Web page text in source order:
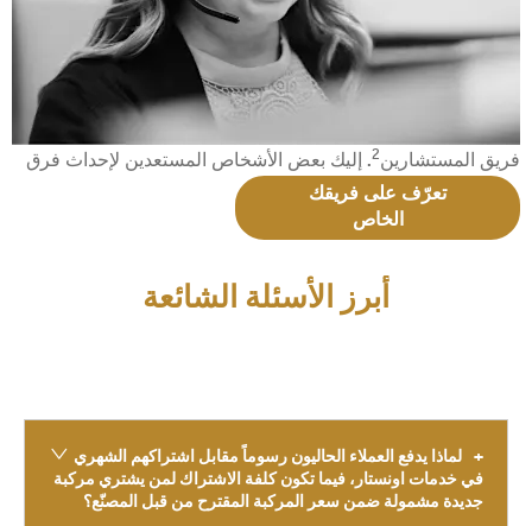
فريق المستشارين2. إليك بعض الأشخاص المستعدين لإحداث فرق
تعرّف على فريقك
الخاص
أبرز الأسئلة الشائعة
لماذا يدفع العملاء الحاليون رسوماً مقابل اشتراكهم الشهري
في خدمات اونستار، فيما تكون كلفة الاشتراك لمن يشتري مركبة
جديدة مشمولة ضمن سعر المركبة المقترح من قبل المصنّع؟